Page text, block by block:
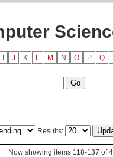
J K L M N O P Q
Results:
Now showing items 118-137 of